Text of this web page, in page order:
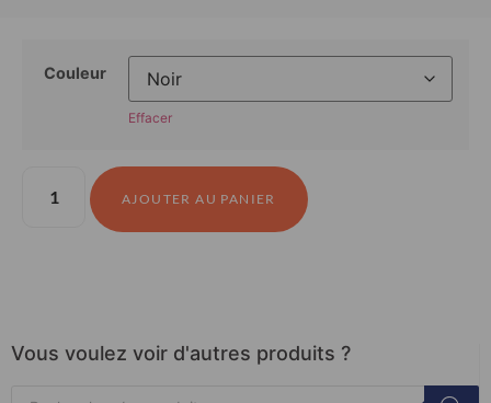
Couleur
Effacer
AJOUTER AU PANIER
Vous voulez voir d'autres produits ?